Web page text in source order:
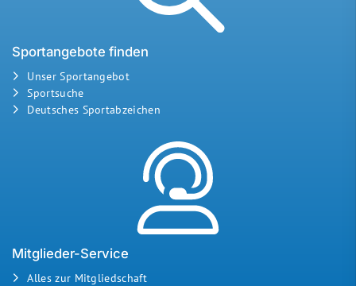
Sportangebote finden
Unser Sportangebot
Sportsuche
Deutsches Sportabzeichen
Mitglieder-Service
Alles zur Mitgliedschaft